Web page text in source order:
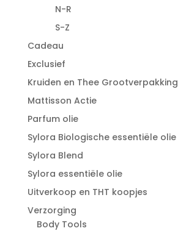
N-R
S-Z
Cadeau
Exclusief
Kruiden en Thee Grootverpakking
Mattisson Actie
Parfum olie
Sylora Biologische essentiële olie
Sylora Blend
Sylora essentiële olie
Uitverkoop en THT koopjes
Verzorging
Body Tools